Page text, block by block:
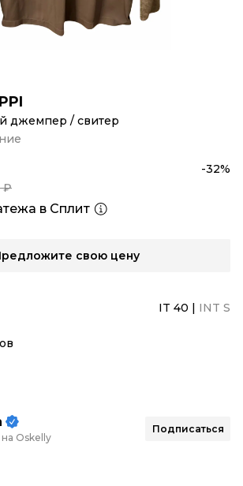
джемпер / свитер
-32%
₽
в Сплит
свою цену
IT 40 | INT S
Oskelly
Подписаться